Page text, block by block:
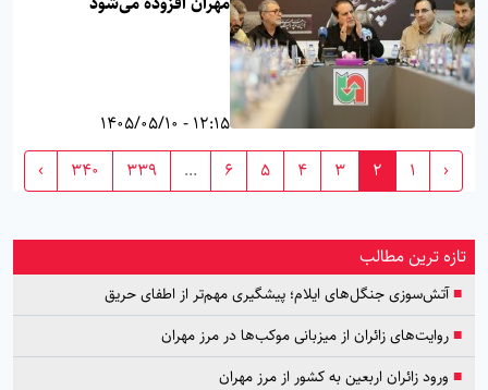
12:15 - 1405/05/10
‹
1
2
3
4
5
6
...
339
340
›
تازه ترین مطالب
■آتش‌سوزی جنگل‌های ایلام؛ پیشگیری مهم‌تر از اطفای حریق
■روایت‌های زائران از میزبانی موکب‌ها در مرز مهران
■ ورود زائران اربعین به کشور از مرز مهران